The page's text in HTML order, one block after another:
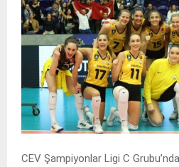
CEV Şampiyonlar Ligi C